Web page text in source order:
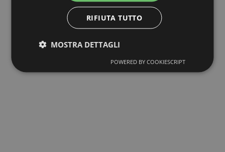
RIFIUTA TUTTO
MOSTRA DETTAGLI
POWERED BY COOKIESCRIPT